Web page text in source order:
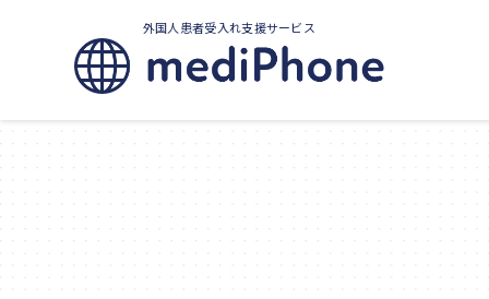
外国人患者受入れ支援サービス